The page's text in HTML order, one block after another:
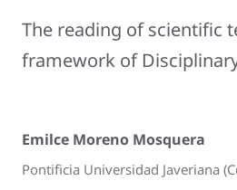
The reading of scientific
framework of
Emilce Moreno Mosquera
Pontificia Universidad Javeriana